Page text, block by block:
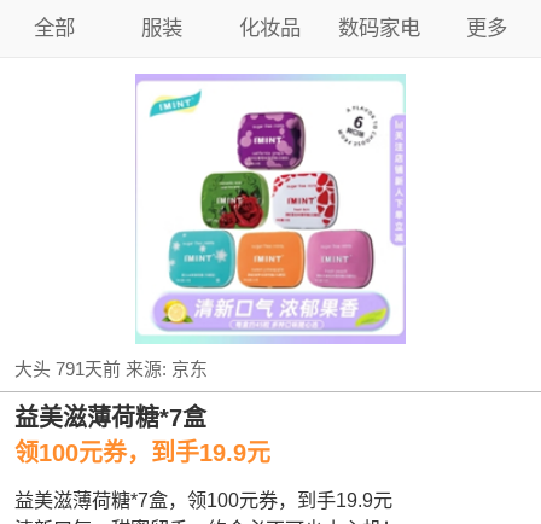
全部 服装 化妆品 数码家电 更多
大头 791天前来源: 京东
益美滋薄荷糖*7盒
领100元券，到手19.9元
益美滋薄荷糖*7盒，领100元券，到手19.9元